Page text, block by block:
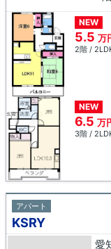
NEW
5.5 万
2階 /
NEW
6.5 万
3階 /
アパート
KSRY
愛